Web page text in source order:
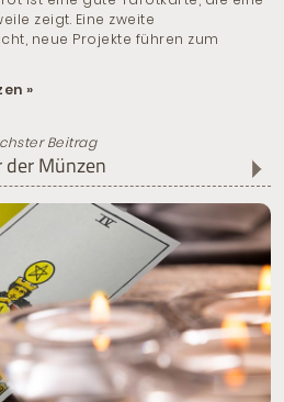
zeigt. Eine zweite
neue Projekte führen zum
»
Beitrag
der Münzen